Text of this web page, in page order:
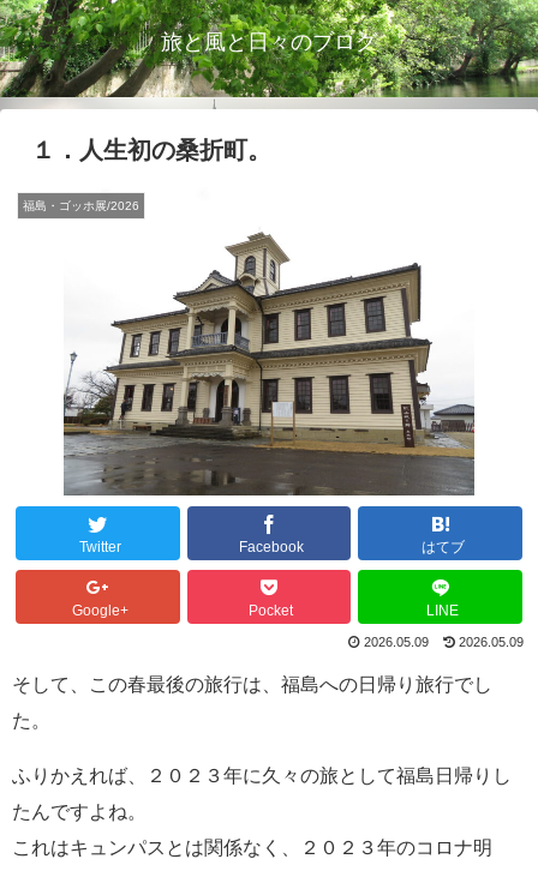
旅と風と日々のブログ
１．人生初の桑折町。
福島・ゴッホ展/2026
Twitter Facebook はてブ
Google+ Pocket LINE
2026.05.09 2026.05.09
そして、この春最後の旅行は、福島への日帰り旅行でし
た。
ふりかえれば、２０２３年に久々の旅として福島日帰りし
たんですよね。
これはキュンパスとは関係なく、２０２３年のコロナ明